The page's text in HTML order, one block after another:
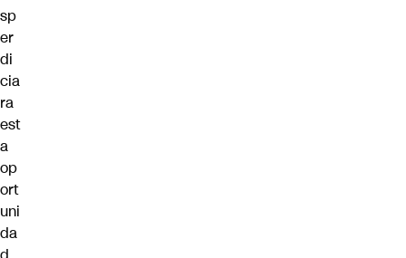
sp
er
di
cia
ra
est
a
op
ort
uni
da